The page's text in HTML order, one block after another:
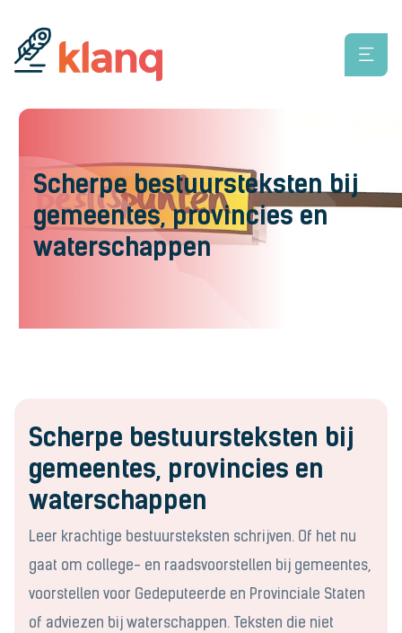
Scherpe bestuursteksten bij
gemeentes, provincies en
waterschappen
Scherpe bestuursteksten bij
gemeentes, provincies en
waterschappen
Leer krachtige bestuursteksten schrijven. Of het nu
gaat om college- en raadsvoorstellen bij gemeentes,
voorstellen voor Gedeputeerde en Provinciale Staten
of adviezen bij waterschappen. Teksten die niet